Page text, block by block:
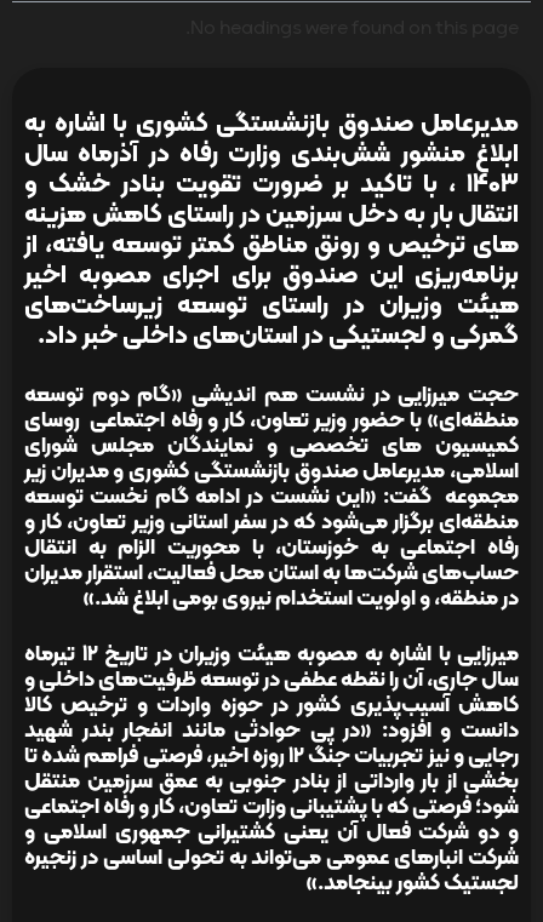
مدیرعامل صندوق بازنشستگی کشوری با اشاره به
ابلاغ منشور شش‌بندی وزارت رفاه در آذرماه سال
1403 ، با تاکید بر ضرورت تقویت بنادر خشک و
انتقال بار به دخل سرزمین در راستای کاهش هزینه
های ترخیص و رونق مناطق کمتر توسعه یافته، از
برنامه‌ریزی این صندوق برای اجرای مصوبه اخیر
هیئت وزیران در راستای توسعه زیرساخت‌های
گمرکی و لجستیکی در استان‌های داخلی خبر داد.
حجت میرزایی در نشست هم اندیشی «گام دوم توسعه
منطقه‌ای» با حضور وزیر تعاون، کار و رفاه اجتماعی روسای
کمیسیون های تخصصی و نمایندگان مجلس شورای
اسلامی، مدیرعامل صندوق بازنشستگی کشوری و مدیران زیر
مجموعه گفت: «این نشست در ادامه گام نخست توسعه
منطقه‌ای برگزار می‌شود که در سفر استانی وزیر تعاون، کار و
رفاه اجتماعی به خوزستان، با محوریت الزام به انتقال
حساب‌های شرکت‌ها به استان محل فعالیت، استقرار مدیران
در منطقه، و اولویت‌ استخدام نیروی بومی ابلاغ شد.»
میرزایی با اشاره به مصوبه هیئت وزیران در تاریخ ۱۲ تیرماه
سال جاری، آن را نقطه عطفی در توسعه ظرفیت‌های داخلی و
کاهش آسیب‌پذیری کشور در حوزه واردات و ترخیص کالا
دانست و افزود: «در پی حوادثی مانند انفجار بندر شهید
رجایی و نیز تجربیات جنگ ۱۲ روزه اخیر، فرصتی فراهم شده تا
بخشی از بار وارداتی از بنادر جنوبی به عمق سرزمین منتقل
شود؛ فرصتی که با پشتیبانی وزارت تعاون، کار و رفاه اجتماعی
و دو شرکت فعال آن یعنی کشتیرانی جمهوری اسلامی و
شرکت انبارهای عمومی می‌تواند به تحولی اساسی در زنجیره
لجستیک کشور بینجامد.»